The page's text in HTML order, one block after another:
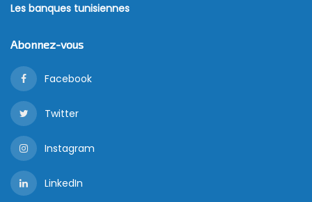
Les banques tunisiennes
Abonnez-vous
Facebook
Twitter
Instagram
LinkedIn